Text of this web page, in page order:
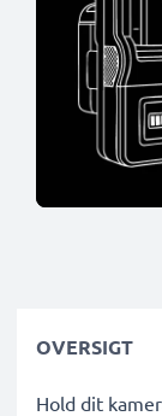
OVERSIGT
Hold dit